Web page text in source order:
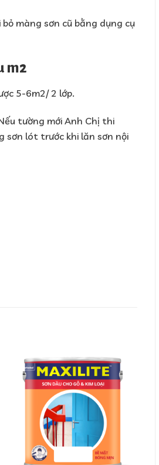
màng sơn cũ bằng dụng cụ
m2
5-6m2/ 2 lớp.
tường mới Anh Chị thi
sơn lót trước khi lăn sơn nội